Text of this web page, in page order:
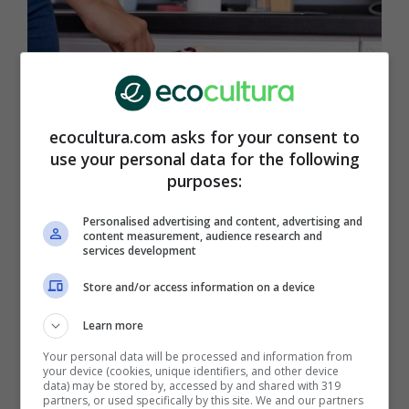
fecha de caducidad
para saber si debemos o no consumir un
alimento, pero
muchos factores que inciden en la actitud
correcta que se debe tener ante la llegada de
ese momento, veamos cuáles.
ecocultura.com asks for your consent to
use your personal data for the following
purposes:
Personalised advertising and content, advertising and
content measurement, audience research and
services development
Store and/or access information on a device
Learn more
Your personal data will be processed and information from
your device (cookies, unique identifiers, and other device
data) may be stored by, accessed by and shared with 319
partners, or used specifically by this site. We and our partners